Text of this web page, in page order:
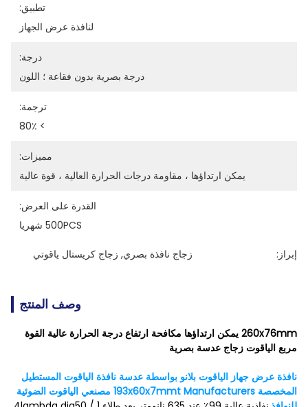
تطبيق:
لنافذة عرض الجهاز
درجة:
درجة بصرية بدون فقاعة ؛ اللون
ترجمة:
> 80٪
مميزات:
يمكن ارتداؤها ، مقاومة درجات الحرارة العالية ، قوة عالية
القدرة على العرض:
500PCS شهريا
إبراز: زجاج نافذة بصري, زجاج كريستال ياقوتي
وصف المنتج
260x76mm يمكن ارتداؤها مكافحة ارتفاع درجة الحرارة عالية القوة
مربع الياقوت زجاج عدسة بصرية
نافذة عرض جهاز الياقوت بلانو بواسطة عدسة نافذة الياقوت المستطيل
المخصصة 193x60x7mmt
Manufacturers مصنعي الياقوت الضوئية